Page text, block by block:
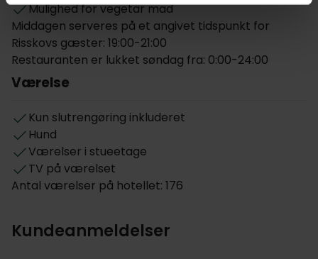
Mulighed for vegetar mad
Middagen serveres på et angivet tidspunkt for
Risskovs gæster: 19:00-21:00
Restauranten er lukket søndag fra: 0:00-24:00
Værelse
Kun slutrengøring inkluderet
Hund
Værelser i stueetage
TV på værelset
Antal værelser på hotellet: 176
Kundeanmeldelser